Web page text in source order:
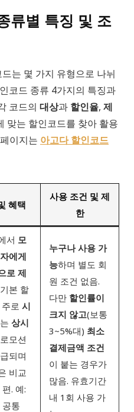
류별 특징 및 조
는 몇 가지 유형으로 나뉘
코드 종류 4가지의 특징과
코드의 대상과 할인율, 제
맞는 할인코드를 찾아 활용
이지는 아고다 할인코드
혜택
사용 조건 및 제
한
서 모
에게
로 제
본 할
로 시
상시
모션
되며
비교
. 예:
공통
누구나 사용 가
능하며 별도 회
원 조건 없음.
다만 할인률이
크지 않고(보통
3~5%대) 최소
결제금액 조건
이 붙는 경우가
많음. 유효기간
내 1회 사용 가